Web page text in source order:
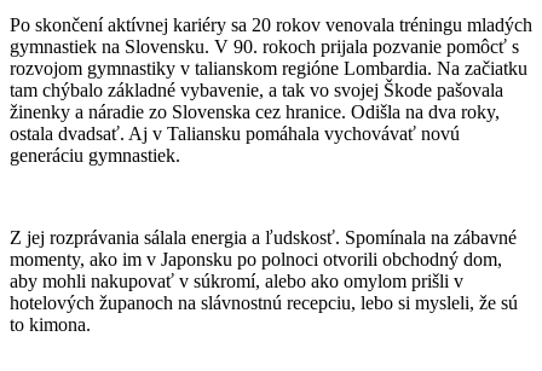
Po skončení aktívnej kariéry sa 20 rokov venovala tréningu mladých
gymnastiek na Slovensku. V 90. rokoch prijala pozvanie pomôcť s
rozvojom gymnastiky v talianskom regióne Lombardia. Na začiatku
tam chýbalo základné vybavenie, a tak vo svojej Škode pašovala
žinenky a náradie zo Slovenska cez hranice. Odišla na dva roky,
ostala dvadsať. Aj v Taliansku pomáhala vychovávať novú
generáciu gymnastiek.
Z jej rozprávania sálala energia a ľudskosť. Spomínala na zábavné
momenty, ako im v Japonsku po polnoci otvorili obchodný dom,
aby mohli nakupovať v súkromí, alebo ako omylom prišli v
hotelových županoch na slávnostnú recepciu, lebo si mysleli, že sú
to kimona.